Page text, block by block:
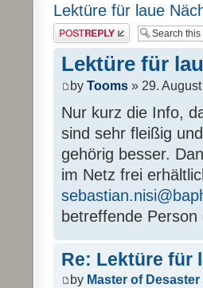
Lektüre für laue
Post a reply
Lektüre für
by Tooms » 29.
Nur kurz die Info,
sind sehr fleißig
gehörig besser.
im Netz frei
betreffende Person
Re: Lektüre für
by Master of Desaster